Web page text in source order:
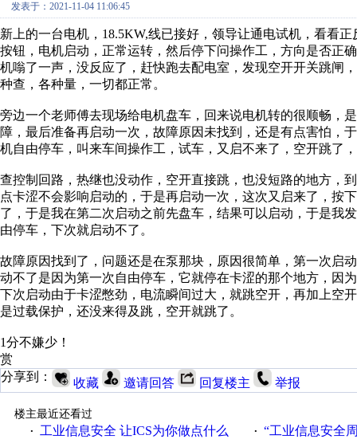
发表于：2021-11-04 11:06:45
新上的一台电机，18.5KW,线已接好，领导让通电试机，看看
按钮，电机启动，正常运转，然后停下问操作工，方向是否正
机嗡了一声，没反应了，赶快跑去配电室，发现空开开关跳闸
种查，各种量，一切都正常。
旁边一个老师傅去现场给电机盘车，回来说电机转的很顺畅，
障，最后准备再启动一次，故障原因未找到，还是有点害怕，
机自由停车，叫来车间操作工，试车，又启不来了，空开跳了
查控制回路，热继也没动作，空开直接跳，也没短路的地方，
点卡涩不会影响启动的，于是再启动一次，这次又启来了，按
了，于是我在第二次启动之前先盘车，结果可以启动，于是我
由停车，下次就启动不了。
故障原因找到了，问题还是在泵那块，原因很简单，第一次启
动不了是因为第一次自由停车，它就停在卡涩的那个地方，因
下次启动由于卡涩憋劲，电流瞬间过大，就跳空开，再加上空
是过载保护，还没来得及跳，空开就跳了。
1分不嫌少！
赏
分享到：
收藏 邀请回答 回复楼主 举报
楼主最近还看过
·
工业信息安全 让ICS为你做点什么 · “工业信息安全周之我见”